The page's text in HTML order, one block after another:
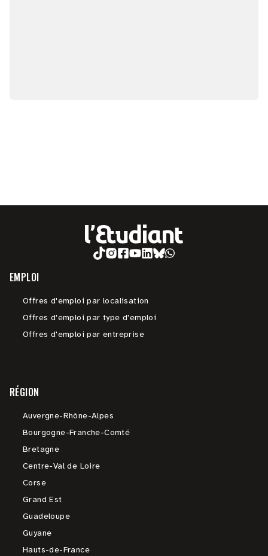
EMPLOI
Offres d'emploi par localisation
Offres d'emploi par type d'emploi
Offres d'emploi par entreprise
RÉGION
Auvergne-Rhône-Alpes
Bourgogne-Franche-Comté
Bretagne
Centre-Val de Loire
Corse
Grand Est
Guadeloupe
Guyane
Hauts-de-France